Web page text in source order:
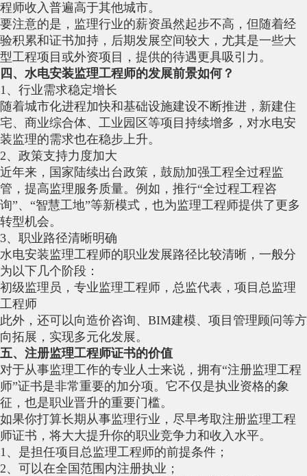
程师收入普遍高于其他城市。
要注意的是，监理行业的薪资虽然起步不高，但随着经
验积累和证书加持，后期发展空间较大，尤其是一些大
型工程项目或外资项目，提供的待遇更具吸引力。
四、水电安装监理工程师的发展前景如何？
1、行业需求稳定增长
随着城市化进程加快和基础设施建设不断推进，新建住
宅、商业综合体、工业园区等项目持续增多，对水电安
装监理的需求也在稳步上升。
2、政策支持力度加大
近年来，国家陆续出台政策，鼓励加强工程全过程监
管，提高监理服务质量。例如，推行“全过程工程咨
询”、“智慧工地”等新模式，也为监理工程师提供了更多
转型机会。
3、职业路径清晰明确
水电安装监理工程师的职业发展路径比较清晰，一般分
为以下几个阶段：
初级监理员，专业监理工程师，总监代表，项目总监理
工程师
此外，还可以向造价咨询、BIM建模、项目管理顾问等方
向拓展，实现多元化发展。
五、注册监理工程师证书的价值
对于从事监理工作的专业人士来说，拥有“注册监理工程
师”证书是非常重要的加分项。它不仅是执业资格的象
征，也是职业晋升的重要门槛。
如果你打算长期从事监理行业，尽早考取注册监理工程
师证书，将大大提升你的职业竞争力和收入水平。
1、是担任项目总监理工程师的前提条件；
2、可以在全国范围内注册执业；